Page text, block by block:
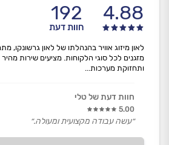
4.88
192
חוות דעת
לאון מיזוג אוויר בהנהלתו של לאון גרשונקו,
מזגנים לכל סוגי הלקוחות. מציעים שירות
ותחזוקת מערכות...
חוות דעת של טלי
5.00
״עשה עבודה מקצועית ומעולה.״